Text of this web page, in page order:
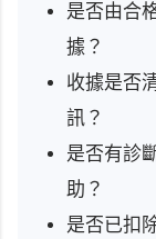
是否由合
據？
收據是否
訊？
是否有診
助？
是否已扣